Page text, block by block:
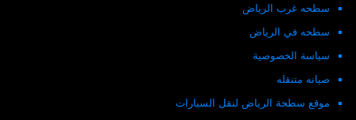
سطحه غرب الرياض
سطحه في الرياض
سياسة الخصوصية
صيانه متنقله
موقع سطحة الرياض لنقل السيارات